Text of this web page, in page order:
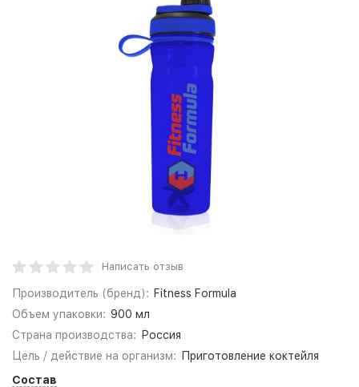
Написать отзыв
Производитель (бренд): Fitness Formula
Объем упаковки: 900 мл
Страна производства:
Россия
Цель / действие на организм:
Приготовление коктейля
Состав